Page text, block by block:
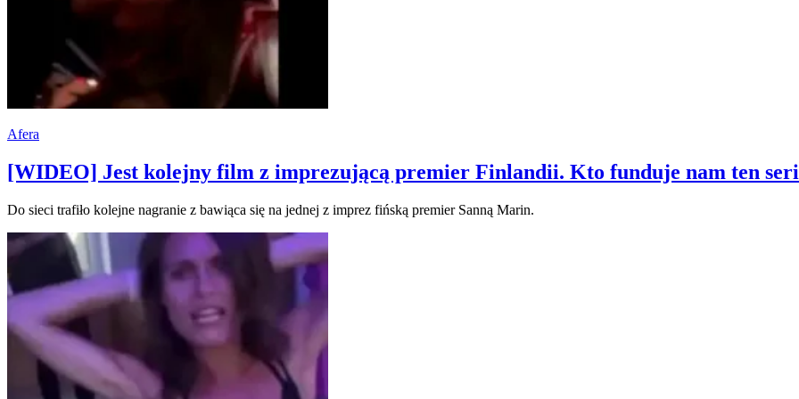
Afera
[WIDEO] Jest kolejny film z imprezującą premier Finlandii. Kto funduje nam ten
Do sieci trafiło kolejne nagranie z bawiąca się na jednej z imprez fińską premier Sanną Marin.